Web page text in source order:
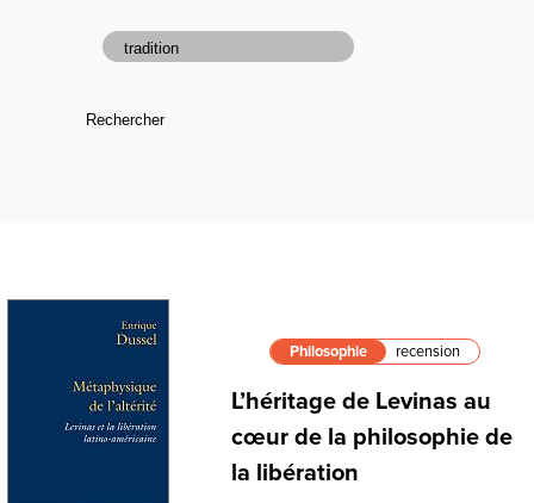
Philosophie recension
L’héritage de Levinas au
cœur de la philosophie de
la libération